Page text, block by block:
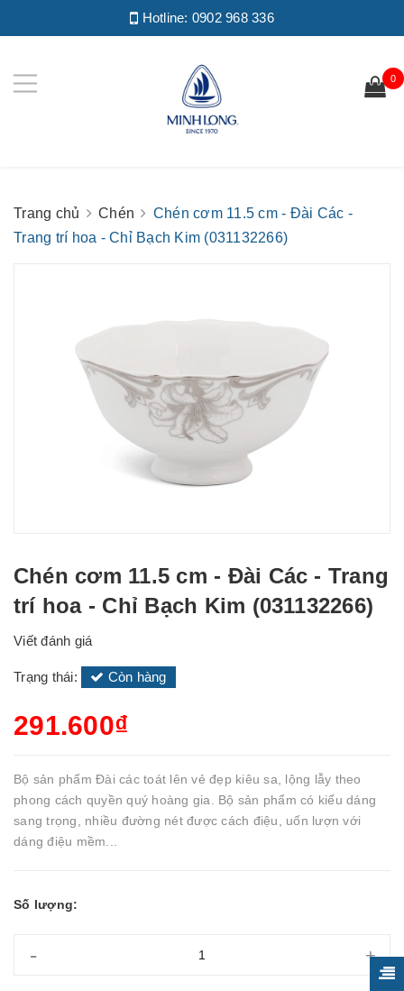
Hotline: 0902 968 336
0
Trang chủ Chén
Chén cơm 11.5 cm - Đài Các -
Trang trí hoa - Chỉ Bạch Kim (031132266)
Chén cơm 11.5 cm - Đài Các - Trang
trí hoa - Chỉ Bạch Kim (031132266)
Viết đánh giá
Trạng thái: Còn hàng
291.600₫
Bộ sản phẩm Đài các toát lên vẻ đẹp kiêu sa, lộng lẫy theo
phong cách quyền quý hoàng gia. Bộ sản phẩm có kiểu dáng
sang trọng, nhiều đường nét được cách điệu, uốn lượn với
dáng điệu mềm...
Số lượng:
- +